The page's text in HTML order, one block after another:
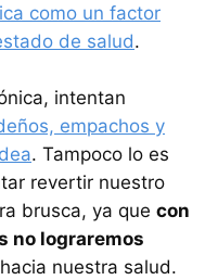
como un factor
de salud.
intentan
empachos y
. Tampoco lo es
revertir nuestro
brusca, ya que con
no lograremos
nuestra salud.